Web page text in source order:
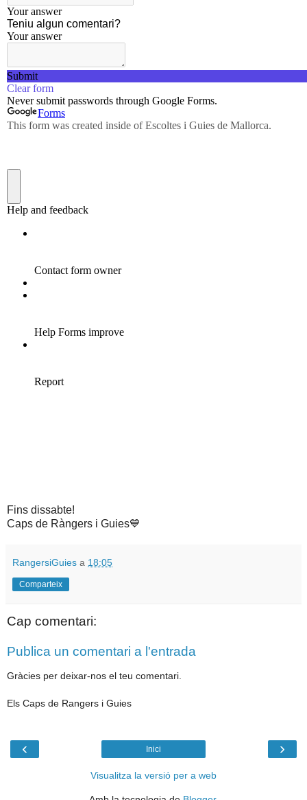
Fins dissabte!
Caps de Ràngers i Guies💙
RangersiGuies a 18:05
Comparteix
Cap comentari:
Publica un comentari a l'entrada
Gràcies per deixar-nos el teu comentari.
Els Caps de Rangers i Guies
‹ ›
Inici
Visualitza la versió per a web